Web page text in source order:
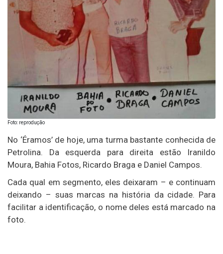
Foto: reprodução
No ‘Éramos’ de hoje, uma turma bastante conhecida de
Petrolina. Da esquerda para direita estão Iranildo
Moura, Bahia Fotos, Ricardo Braga e Daniel Campos.
Cada qual em segmento, eles deixaram – e continuam
deixando – suas marcas na história da cidade. Para
facilitar a identificação, o nome deles está marcado na
foto.